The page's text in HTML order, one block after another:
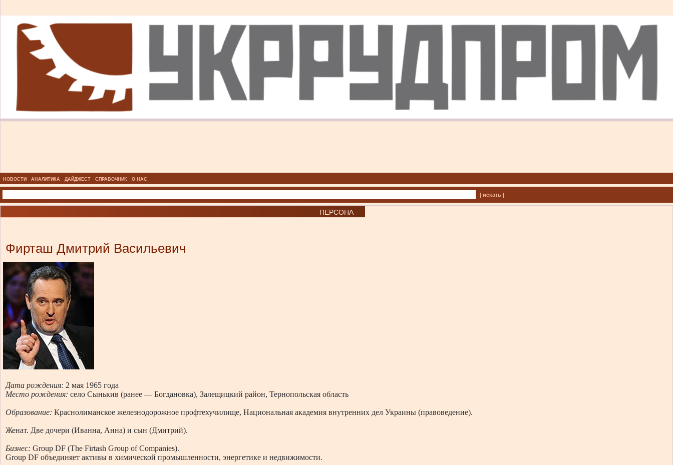
НОВОСТИ АНАЛИТИКА ДАЙДЖЕСТ СПРАВОЧНИК О НАС
| искать |
ПЕРСОНА
Фирташ Дмитрий Васильевич
Дата рождения: 2 мая 1965 года
Место рождения: село Сынькив (ранее — Богдановка), Залещицкий район, Тернопольская область
Образование: Краснолиманское железнодорожное профтехучилище, Национальная академия внутренних дел Украины (правоведение).
Женат. Две дочери (Иванна, Анна) и сын (Дмитрий).
Бизнес: Group DF (The Firtash Group of Companies).
Group DF объединяет активы в химической промышленности, энергетике и недвижимости.